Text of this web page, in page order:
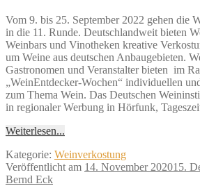
Vom 9. bis 25. September 2022 gehen die
in die 11. Runde. Deutschlandweit bieten
Weinbars und Vinotheken kreative
um Weine aus deutschen Anbaugebieten.
Gastronomen und Veranstalter bieten im
„WeinEntdecker-Wochen“ individuellen
zum Thema Wein. Das Deutschen
in regionaler Werbung in Hörfunk,
Weiterlesen...
Kategorie: Weinverkostung
Veröffentlicht am 14. November 202015.
Bernd Eck